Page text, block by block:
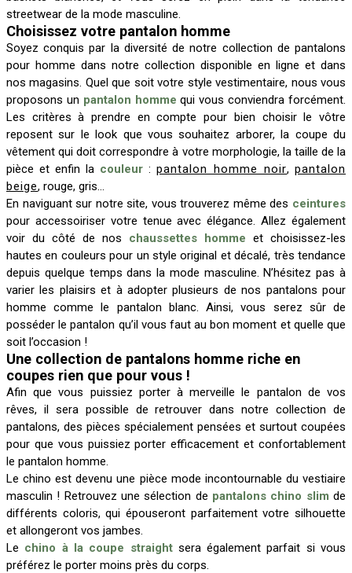
streetwear de la mode masculine.
Choisissez votre pantalon homme
Soyez conquis par la diversité de notre collection de pantalons
pour homme dans notre collection disponible en ligne et dans
nos magasins. Quel que soit votre style vestimentaire, nous vous
proposons un pantalon homme qui vous conviendra forcément.
Les critères à prendre en compte pour bien choisir le vôtre
reposent sur le look que vous souhaitez arborer, la coupe du
vêtement qui doit correspondre à votre morphologie, la taille de la
pièce et enfin la couleur : pantalon homme noir, pantalon
beige, rouge, gris…
En naviguant sur notre site, vous trouverez même des ceintures
pour accessoiriser votre tenue avec élégance. Allez également
voir du côté de nos chaussettes homme et choisissez-les
hautes en couleurs pour un style original et décalé, très tendance
depuis quelque temps dans la mode masculine. N’hésitez pas à
varier les plaisirs et à adopter plusieurs de nos pantalons pour
homme comme le pantalon blanc. Ainsi, vous serez sûr de
posséder le pantalon qu’il vous faut au bon moment et quelle que
soit l’occasion !
Une collection de pantalons homme riche en
coupes rien que pour vous !
Afin que vous puissiez porter à merveille le pantalon de vos
rêves, il sera possible de retrouver dans notre collection de
pantalons, des pièces spécialement pensées et surtout coupées
pour que vous puissiez porter efficacement et confortablement
le pantalon homme.
Le chino est devenu une pièce mode incontournable du vestiaire
masculin ! Retrouvez une sélection de pantalons chino slim de
différents coloris, qui épouseront parfaitement votre silhouette
et allongeront vos jambes.
Le chino à la coupe straightsera également parfait si vous
préférez le porter moins près du corps.